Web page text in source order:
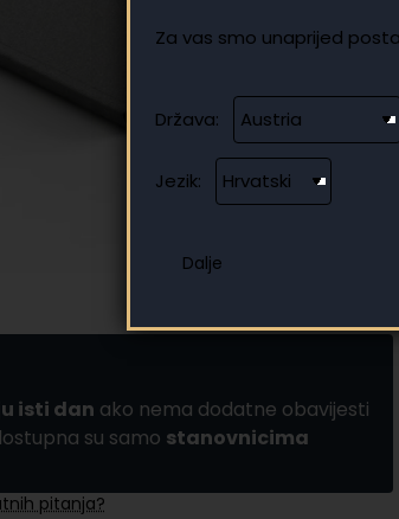
Za vas smo unaprijed
Država:
Jezik:
isti dan ako nema dodatne obavijesti
su samo stanovnicima
pitanja?